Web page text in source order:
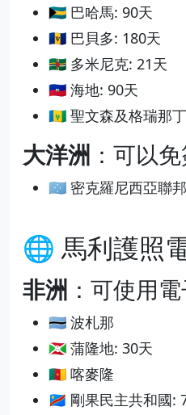
🇧🇸 巴哈馬: 90天
🇧🇧 巴貝多: 180天
🇩🇲 多米尼克: 21天
🇭🇹 海地: 90天
🇻🇨 聖文森及格瑞那
大洋洲 ：可以
🇫🇲 密克羅尼西亞聯
🌐 馬利護照
非洲 ：可使用
🇧🇼 波札那
🇧🇮 蒲隆地: 30天
🇨🇲 喀麥隆
🇨🇩 剛果民主共和國: